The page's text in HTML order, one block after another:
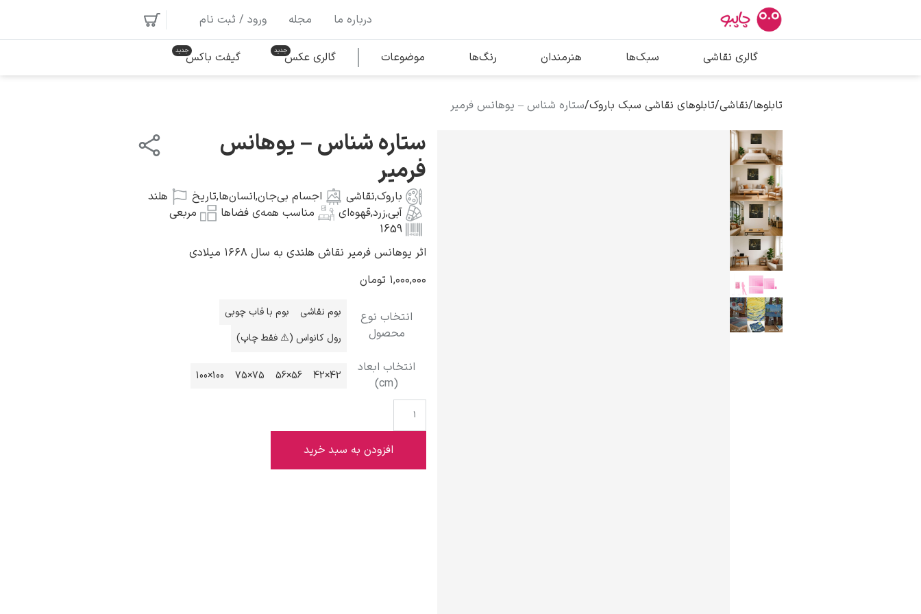
بیشترین جستجوها
پیکاسو
سالوادور دالی
محبوب‌ترین هنرمندان
درباره ما مجله ورود / ثبت نام
گالری نقاشی سبک‌ها هنرمندان رنگ‌ها موضوعات گالری عکس گیفت باکس
تابلوها/نقاشی/تابلوهای نقاشی سبک باروک/ستاره شناس – یوهانس فرمیر
ستاره شناس – یوهانس
فرمیر
باروک,نقاشی اجسام بی‌جان,انسان‌ها,تاریخ
هلند
آبی,زرد,قهوه‌ای مناسب همه‌ی فضاها
مربعی
1659
اثر یوهانس فرمیر نقاش هلندی به سال ۱۶۶۸ میلادی
۱,۰۰۰,۰۰۰ تومان
انتخاب نوع
محصول
بوم نقاشی
بوم با قاب چوبی
رول کانواس (⚠️ فقط چاپ)
انتخاب ابعاد
(cm)
42×42
56×56
75×75
100×100
افزودن به سبد خرید